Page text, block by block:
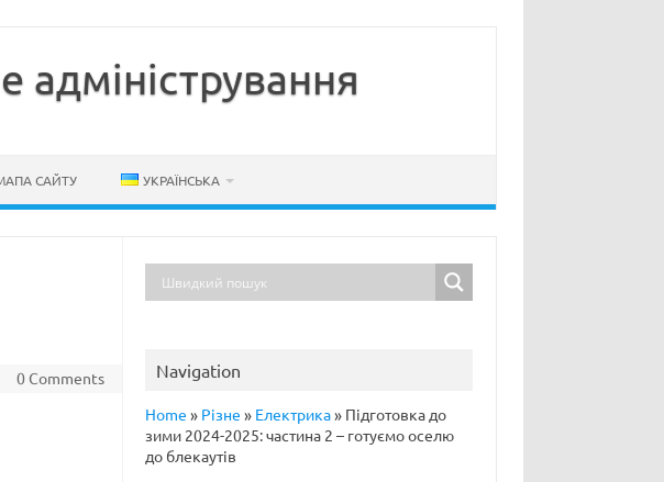
адміністрування
САЙТУ УКРАЇНСЬКА
0 Comments Navigation
Home » Різне » Електрика» Підготовка до
зими 2024-2025: частина 2 – готуємо оселю
до блекаутів